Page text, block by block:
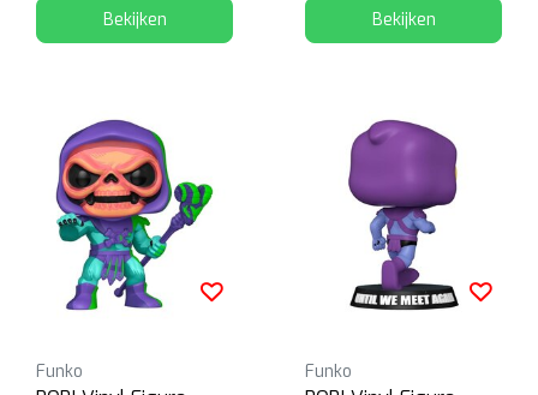
Bekijken Bekijken
Funko Funko